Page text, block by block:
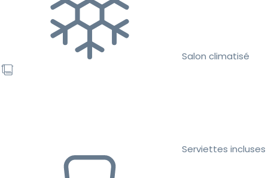
Salon climatisé
Serviettes incluses